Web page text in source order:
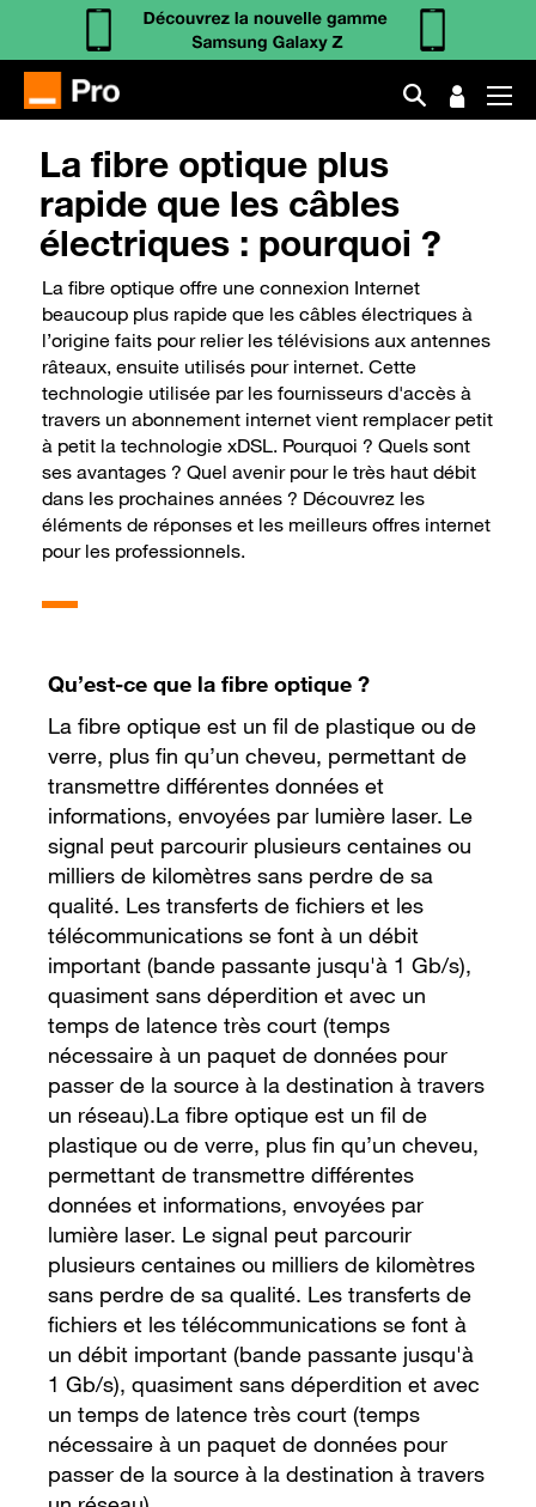
La fibre optique plus
rapide que les câbles
électriques : pourquoi ?
La fibre optique offre une connexion Internet
beaucoup plus rapide que les câbles électriques à
l’origine faits pour relier les télévisions aux antennes
râteaux, ensuite utilisés pour internet. Cette
technologie utilisée par les fournisseurs d'accès à
travers un abonnement internet vient remplacer petit
à petit la technologie xDSL. Pourquoi ? Quels sont
ses avantages ? Quel avenir pour le très haut débit
dans les prochaines années ? Découvrez les
éléments de réponses et les meilleurs offres internet
pour les professionnels.
Qu’est-ce que la fibre optique ?
La fibre optique est un fil de plastique ou de
verre, plus fin qu’un cheveu, permettant de
transmettre différentes données et
informations, envoyées par lumière laser. Le
signal peut parcourir plusieurs centaines ou
milliers de kilomètres sans perdre de sa
qualité. Les transferts de fichiers et les
télécommunications se font à un débit
important (bande passante jusqu'à 1 Gb/s),
quasiment sans déperdition et avec un
temps de latence très court (temps
nécessaire à un paquet de données pour
passer de la source à la destination à travers
un réseau).La fibre optique est un fil de
plastique ou de verre, plus fin qu’un cheveu,
permettant de transmettre différentes
données et informations, envoyées par
lumière laser. Le signal peut parcourir
plusieurs centaines ou milliers de kilomètres
sans perdre de sa qualité. Les transferts de
fichiers et les télécommunications se font à
un débit important (bande passante jusqu'à
1 Gb/s), quasiment sans déperdition et avec
un temps de latence très court (temps
nécessaire à un paquet de données pour
passer de la source à la destination à travers